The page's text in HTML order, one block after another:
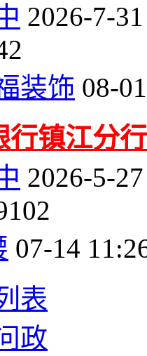
2026-7-31
装饰 08-
行镇江分
2026-5-27
07-14
表
政